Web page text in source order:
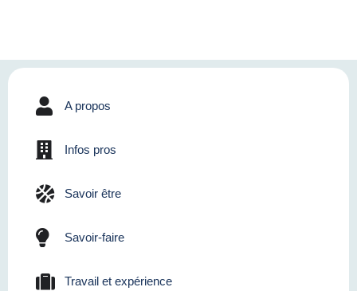
A propos
Infos pros
Savoir être
Savoir-faire
Travail et expérience